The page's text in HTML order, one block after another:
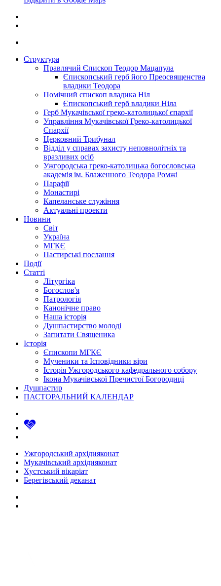
Структура
Правлячий Єпископ Теодор Мацапула
Єпископський герб його Преосвященства
владики Теодора
Помічний єпископ владика Ніл
Єпископський герб владики Ніла
Герб Мукачівської греко-католицької єпархії
Управління Мукачівської Греко-католицької
Єпархії
Церковний Трибунал
Відділ у справах захисту неповнолітніх та
вразливих осіб
Ужгородська греко-католицька богословська
академія ім. Блаженного Теодора Ромжі
Парафії
Монастирі
Капеланське служіння
Актуальні проекти
Новини
Світ
Україна
МГКЄ
Пастирські послання
Події
Статті
Літургіка
Богослов'я
Патрологія
Канонічне право
Наша історія
Душпастирство молоді
Запитати Священика
Історія
Єпископи МГКЄ
Мученики та Ісповідники віри
Історія Ужгородського кафедрального собору
Ікона Мукачівської Пречистої Богородиці
Душпастир
ПАСТОРАЛЬНИЙ КАЛЕНДАР
Ужгородський архідияконат
Мукачівський архідияконат
Хустський вікаріат
Берегівський деканат